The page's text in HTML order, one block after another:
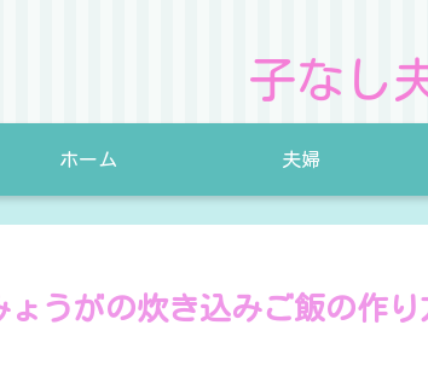
子なし
ホーム 夫婦
ょうがの炊き込みご飯の作